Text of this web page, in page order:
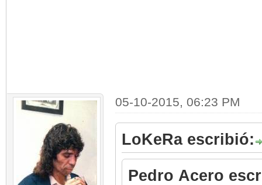
05-10-2015, 06:23 PM
LoKeRa escribió:
Pedro Acero